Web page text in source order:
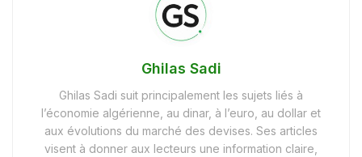
Ghilas Sadi
Ghilas Sadi suit principalement les sujets liés à
l’économie algérienne, au dinar, à l’euro, au dollar et
aux évolutions du marché des devises. Ses articles
visent à donner aux lecteurs une information claire,